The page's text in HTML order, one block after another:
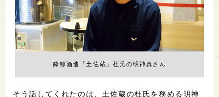
酔鯨酒造「土佐蔵」杜氏の明神真さん
そう話してくれたのは、土佐蔵の杜氏を務める明神